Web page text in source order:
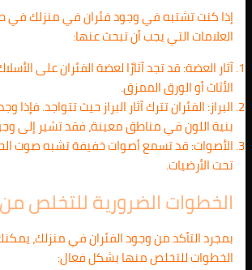
إذا كنت تشتبه في وجود فئران في منزلك في
العلامات التي يجب أن تبحث عنها:
آثار العضة: قد تجد آثارًا لعضة الفئران على
الأثاث أو الورق الممزق.
البراز: الفئران تترك آثار البراز حيث تتواجد.
بنية اللون في مناطق معينة، فقد تشير إلى
الأصوات: قد تسمع أصوات خفيفة تشبه صوت
تحت الأرضيات.
الخطوات الضرورية للتخلص من
بمجرد التأكد من وجود الفئران في منزلك،
الخطوات للتخلص منها بشكل فعال: